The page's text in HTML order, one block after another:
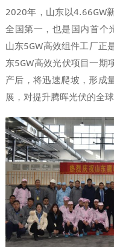
2020年，山东以4.66GW
全国第一，也是国内首个
山东5GW高效组件工厂
东5GW高效光伏项目一期
产后，将迅速爬坡，形成
展，对提升腾晖光伏的全